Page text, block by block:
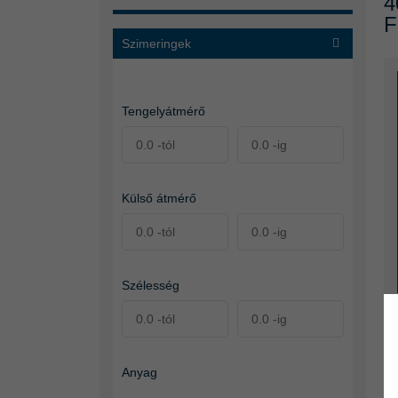
Szimeringek
Tengelyátmérő
Külső átmérő
Szélesség
Anyag